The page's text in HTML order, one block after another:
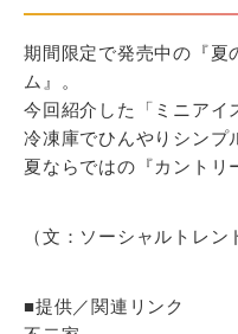
期間限定で発売中の『夏
ム』。
今回紹介した「ミニアイ
冷凍庫でひんやりシンプ
夏ならではの『カントリ
（文：ソーシャルトレン
■提供／関連リンク